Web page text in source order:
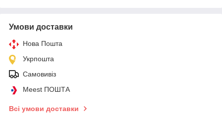
Умови доставки
Нова Пошта
Укрпошта
Самовивіз
Meest ПОШТА
Всі умови доставки